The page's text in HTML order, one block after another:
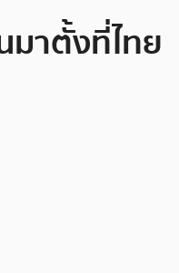
มาตั้งที่ไทย